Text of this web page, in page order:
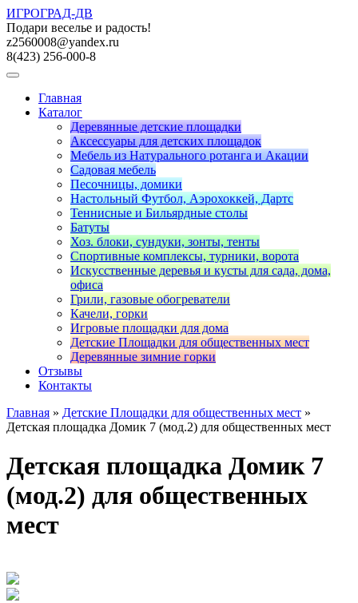
ИГРОГРАД-ДВ
Подари веселье и радость!
z2560008@yandex.ru
8(423) 256-000-8
Главная
Каталог
Деревянные детские площадки
Аксессуары для детских площадок
Мебель из Натурального ротанга и Акации
Садовая мебель
Песочницы, домики
Настольный Футбол, Аэрохоккей, Дартс
Теннисные и Бильярдные столы
Батуты
Хоз. блоки, сундуки, зонты, тенты
Спортивные комплексы, турники, ворота
Искусственные деревья и кусты для сада, дома,
офиса
Грили, газовые обогреватели
Качели, горки
Игровые площадки для дома
Детские Площадки для общественных мест
Деревянные зимние горки
Отзывы
Контакты
Главная » Детские Площадки для общественных мест »
Детская площадка Домик 7 (мод.2) для общественных мест
Детская площадка Домик 7
(мод.2) для общественных
мест